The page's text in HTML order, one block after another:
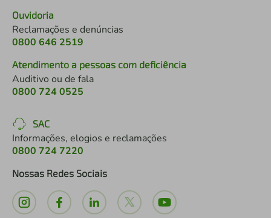
Ouvidoria
Reclamações e denúncias
0800 646 2519
Atendimento a pessoas com deficiência
Auditivo ou de fala
0800 724 0525
SAC
Informações, elogios e reclamações
0800 724 7220
Nossas Redes Sociais